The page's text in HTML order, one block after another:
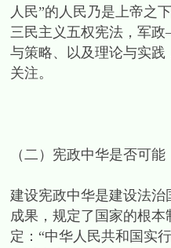
人民”的人民乃是上帝之
三民主义五权宪法，军
与策略、以及理论与实
关注。
（二）宪政中华是否可能
建设宪政中华是建设法治
成果，规定了国家的根
定：“中华人民共和国实